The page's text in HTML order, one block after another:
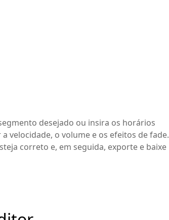
desejado ou insira os horários
velocidade, o volume e os efeitos de fade.
correto e, em seguida, exporte e baixe